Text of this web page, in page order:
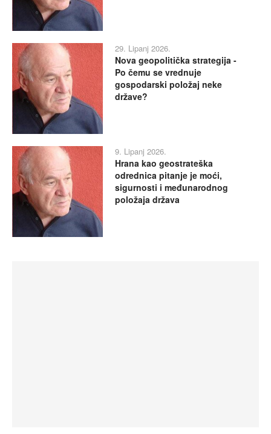
29. Lipanj 2026.
Nova geopolitička strategija -
Po čemu se vrednuje
gospodarski položaj neke
države?
9. Lipanj 2026.
Hrana kao geostrateška
odrednica pitanje je moći,
sigurnosti i međunarodnog
položaja država